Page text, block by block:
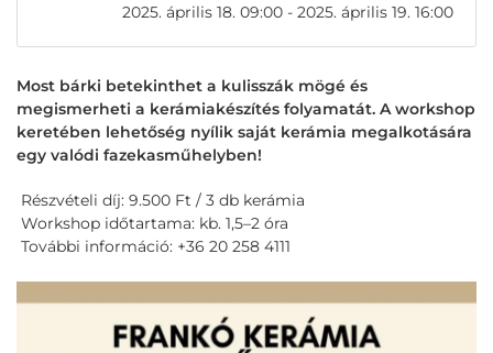
2025. április 18. 09:00 - 2025. április 19. 16:00
Most bárki betekinthet a kulisszák mögé és
megismerheti a kerámiakészítés folyamatát. A workshop
keretében lehetőség nyílik saját kerámia megalkotására
egy valódi fazekasműhelyben!
Részvételi díj: 9.500 Ft / 3 db kerámia
Workshop időtartama: kb. 1,5–2 óra
További információ: +36 20 258 4111